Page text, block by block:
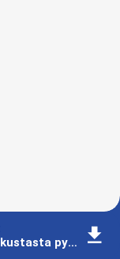
Piiluvankatu-Kivisalmenkatu keskustasta pysäkki - Aikataulu - Lappeenranta
󰇚